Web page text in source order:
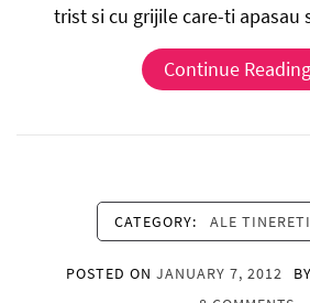
trist si cu grijile care-ti
Continue Reading
CATEGORY: ALE
POSTED ON JANUARY 7, 2012 BY